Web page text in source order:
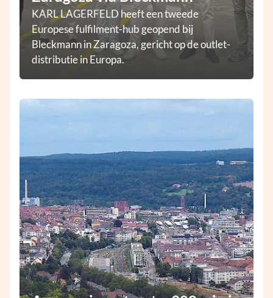
KARL LAGERFELD heeft een tweede
Europese fulfilment-hub geopend bij
Bleckmann in Zaragoza, gericht op de outlet-
distributie in Europa.